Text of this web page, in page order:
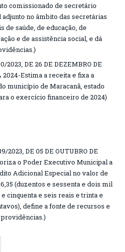
comissionado de secretário
no âmbito das secretárias
de saúde, de educação, de
e de assistência social, e dá
2023, DE 26 DE DEZEMBRO DE
2024-Estima a receita e fixa a
município de Maracanã, estado
o exercício financeiro de 2024)
2023, DE 05 DE OUTUBRO DE
o Poder Executivo Municipal a
Adicional Especial no valor de
(duzentos e sessenta e dois mil
cinquenta e seis reais e trinta e
define a fonte de recursos e